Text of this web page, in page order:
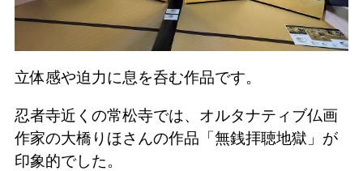
立体感や迫力に息を呑む作品です。
忍者寺近くの常松寺では、オルタナティブ仏画
作家の大橋りほさんの作品「無銭拝聴地獄」が
印象的でした。